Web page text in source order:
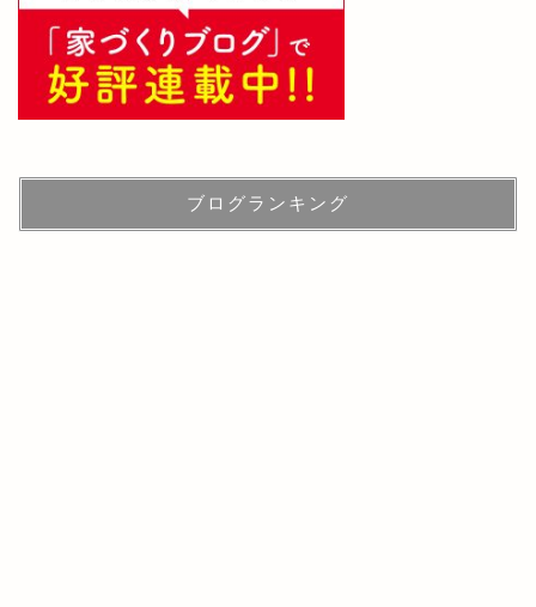
ブログランキング